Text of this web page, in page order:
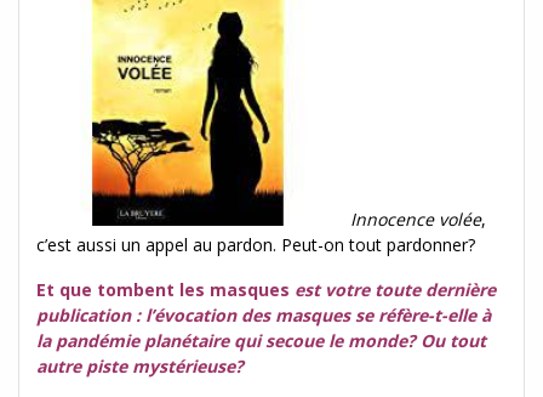
Innocence volée,
c’est aussi un appel au pardon. Peut-on tout pardonner?
Et que tombent les masques est votre toute dernière
publication : l’évocation des masques se réfère-t-elle à
la pandémie planétaire qui secoue le monde? Ou tout
autre piste mystérieuse?